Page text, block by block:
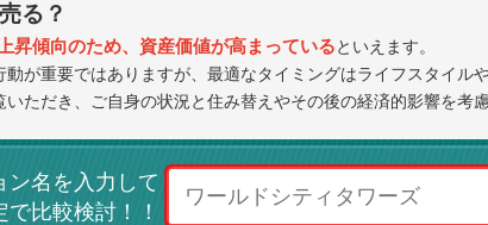
る？
昇傾向のため、資産価値が高まっているといえます。
が重要ではありますが、最適なタイミングはライフスタイル
ただき、ご自身の状況と住み替えやその後の経済的影響を考
ン名を入力して
で比較検討！！